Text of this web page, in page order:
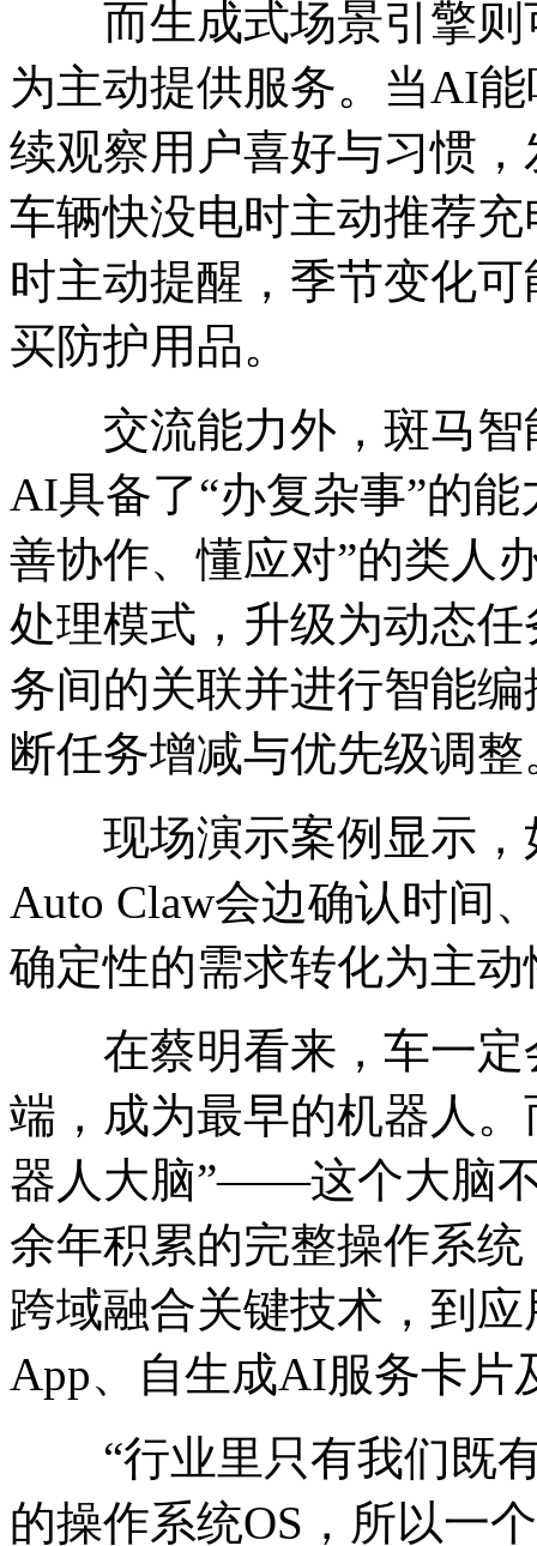
而生成式场景引擎则
为主动提供服务。当AI
续观察用户喜好与习惯
车辆快没电时主动推荐
时主动提醒，季节变化
买防护用品。
交流能力外，斑马智
AI具备了“办复杂事”的
善协作、懂应对”的类人
处理模式，升级为动态
务间的关联并进行智能
断任务增减与优先级调整
现场演示案例显示，
Auto Claw会边确认时间
确定性的需求转化为主
在蔡明看来，车一定
端，成为最早的机器人
器人大脑”——这个大脑
余年积累的完整操作系
跨域融合关键技术，到
App、自生成AI服务卡片
“行业里只有我们既有
的操作系统OS，所以一